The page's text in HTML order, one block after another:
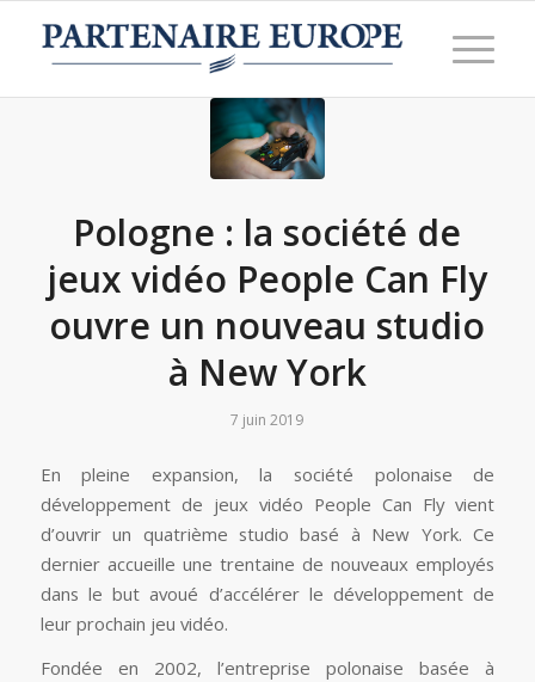
Pologne : la société de
jeux vidéo People Can Fly
ouvre un nouveau studio
à New York
7 juin 2019
En pleine expansion, la société polonaise de
développement de jeux vidéo People Can Fly vient
d’ouvrir un quatrième studio basé à New York. Ce
dernier accueille une trentaine de nouveaux employés
dans le but avoué d’accélérer le développement de
leur prochain jeu vidéo.
Fondée en 2002, l’entreprise polonaise basée à